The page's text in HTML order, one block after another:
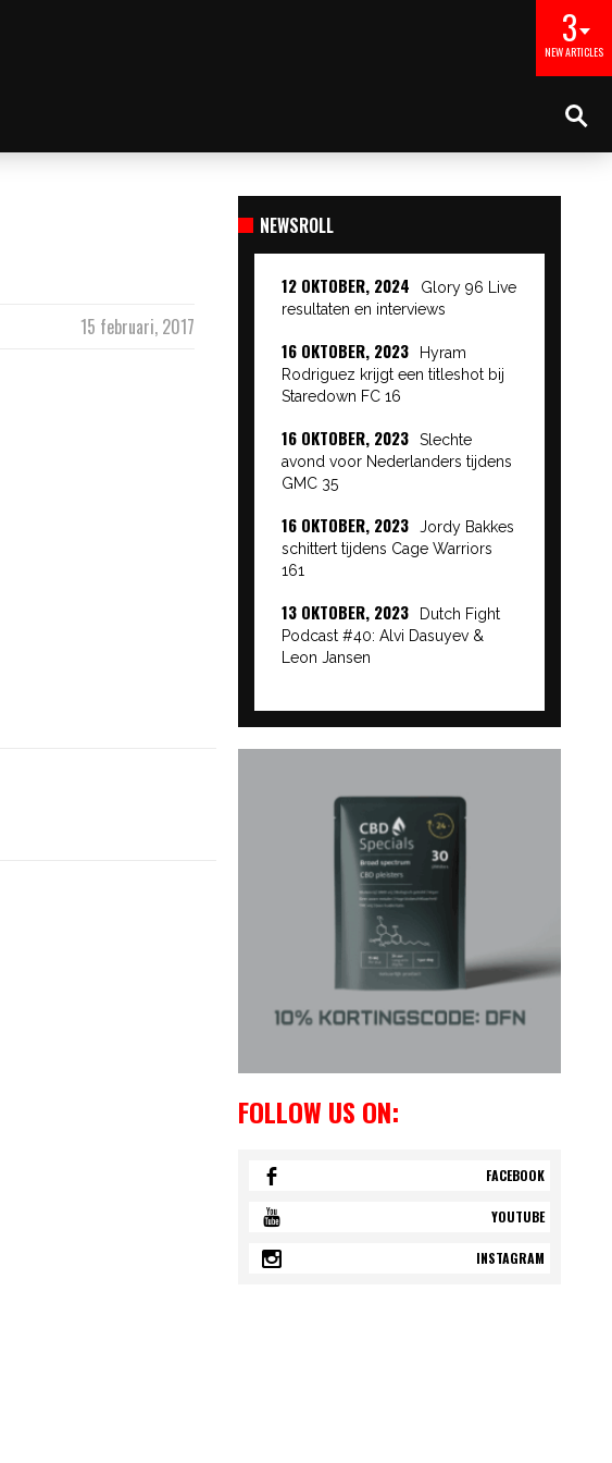
3
NEW ARTICLES
15 februari, 2017
NEWSROLL
12 OKTOBER, 2024
Glory 96 Live
resultaten en interviews
16 OKTOBER, 2023
Hyram
Rodriguez krijgt een titleshot bij
Staredown FC 16
16 OKTOBER, 2023
Slechte
avond voor Nederlanders tijdens
GMC 35
16 OKTOBER, 2023
Jordy Bakkes
schittert tijdens Cage Warriors
161
13 OKTOBER, 2023
Dutch Fight
Podcast #40: Alvi Dasuyev &
Leon Jansen
FOLLOW US ON:
FACEBOOK
YOUTUBE
INSTAGRAM